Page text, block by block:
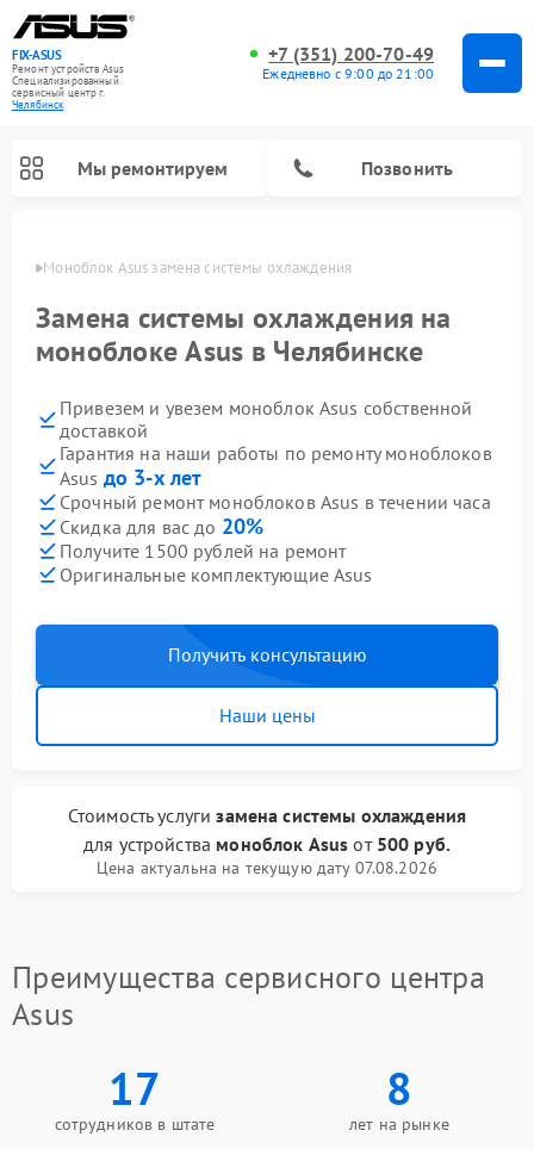
FIX-ASUS
Ремонт устройств Asus
Специализированный
cервисный центр г.
Челябинск
+7 (351) 200-70-49
Ежедневно с 9:00 до 21:00
Мы ремонтируем Позвонить
Моноблок Asus замена системы охлаждения
Замена системы охлаждения на
моноблоке Asus в Челябинске
Привезем и увезем моноблок Asus собственной
доставкой
Гарантия на наши работы по ремонту моноблоков
Asus до 3-х лет
Срочный ремонт моноблоков Asus в течении часа
Скидка для вас до 20%
Получите 1500 рублей на ремонт
Оригинальные комплектующие Asus
Получить консультацию
Наши цены
Стоимость услугизамена системы охлаждения
для устройства моноблок Asus от 500 руб.
Цена актуальна на текущую дату 07.08.2026
Преимущества сервисного центра
Asus
17
сотрудников в штате
8
лет на рынке